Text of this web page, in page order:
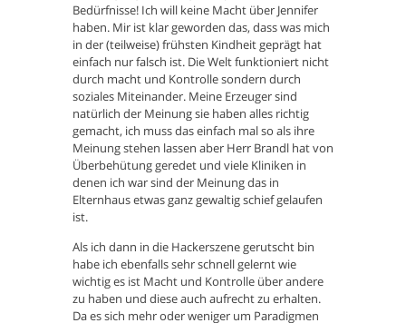
Bedürfnisse! Ich will keine Macht über Jennifer
haben. Mir ist klar geworden das, dass was mich
in der (teilweise) frühsten Kindheit geprägt hat
einfach nur falsch ist. Die Welt funktioniert nicht
durch macht und Kontrolle sondern durch
soziales Miteinander. Meine Erzeuger sind
natürlich der Meinung sie haben alles richtig
gemacht, ich muss das einfach mal so als ihre
Meinung stehen lassen aber Herr Brandl hat von
Überbehütung geredet und viele Kliniken in
denen ich war sind der Meinung das in
Elternhaus etwas ganz gewaltig schief gelaufen
ist.
Als ich dann in die Hackerszene gerutscht bin
habe ich ebenfalls sehr schnell gelernt wie
wichtig es ist Macht und Kontrolle über andere
zu haben und diese auch aufrecht zu erhalten.
Da es sich mehr oder weniger um Paradigmen